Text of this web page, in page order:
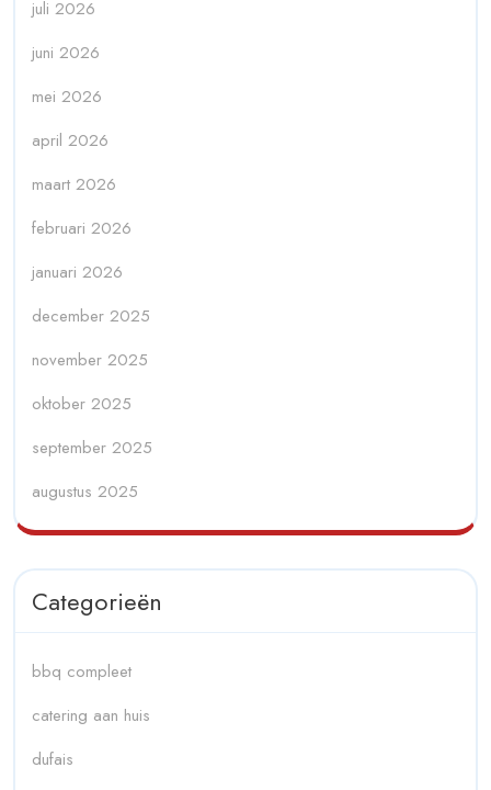
juli 2026
juni 2026
mei 2026
april 2026
maart 2026
februari 2026
januari 2026
december 2025
november 2025
oktober 2025
september 2025
augustus 2025
Categorieën
bbq compleet
catering aan huis
dufais